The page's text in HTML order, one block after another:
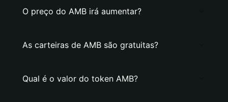
O preço do AMB irá aumentar?
As carteiras de AMB são gratuitas?
Qual é o valor do token AMB?